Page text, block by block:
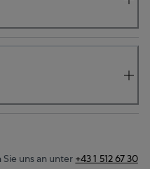
uns an unter +43 1 512 67 30